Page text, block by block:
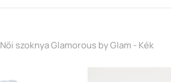
Női szoknya Glamorous by Glam - Kék